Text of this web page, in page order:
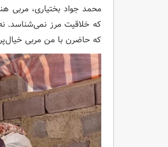
محمد جواد بختیاری، مربی
که خلاقیت مرز نمی‌شناسد.
که حاضرن با من مربی